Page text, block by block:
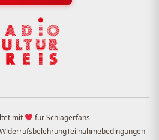
mit
für Schlagerfans
WiderrufsbelehrungTeilnahmebedingungen